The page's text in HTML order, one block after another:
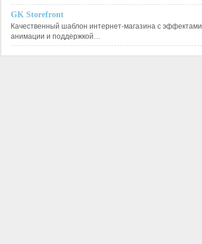
GK Storefront
Качественный шаблон интернет-магазина с эффектами
анимации и поддержкой…